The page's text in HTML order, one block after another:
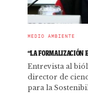
MEDIO AMBIENTE
“LA FORMALIZACIÓN
Entrevista al
director de
para la